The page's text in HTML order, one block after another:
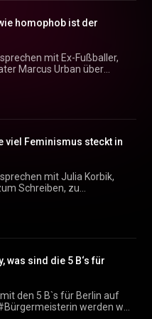
homophob ist der
mit Ex-Fußballer,
Marcus Urban über
um Vielfalt in Sport und
Neue Folgen alle 14
Fragen,
schöneberg.de
Social Media
podcast (https://xn--
viel Feminismus steckt in
mit Julia Korbik,
Schreiben, zu
Biel & Wiebke
schöneberg.de/podcast
Produzent:
was sind die 5 B‘s für
den 5 B`s für Berlin auf
werden will